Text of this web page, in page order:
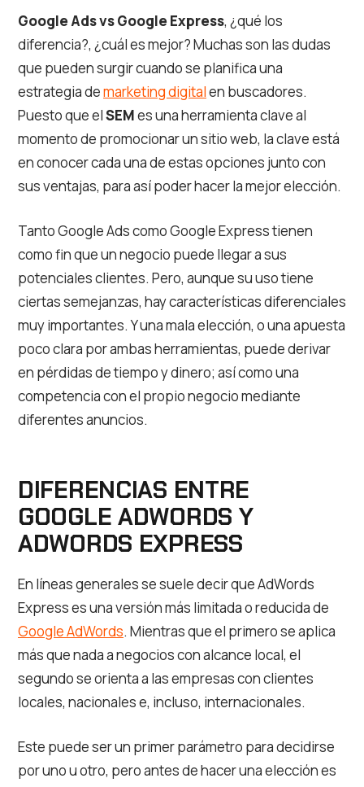
Google Ads vs Google Express, ¿qué los
diferencia?, ¿cuál es mejor? Muchas son las dudas
que pueden surgir cuando se planifica una
estrategia demarketing digitalen buscadores.
Puesto que elSEMes una herramienta clave al
momento de promocionar un sitio web, la clave está
en conocer cada una de estas opciones junto con
sus ventajas, para así poder hacer la mejor elección.
Tanto Google Ads como Google Express tienen
como fin que un negocio puede llegar a sus
potenciales clientes. Pero, aunque su uso tiene
ciertas semejanzas, hay características diferenciales
muy importantes. Y una mala elección, o una apuesta
poco clara por ambas herramientas, puede derivar
en pérdidas de tiempo y dinero; así como una
competencia con el propio negocio mediante
diferentes anuncios.
DIFERENCIAS ENTRE
GOOGLE ADWORDS Y
ADWORDS EXPRESS
En líneas generales se suele decir que AdWords
Express es una versión más limitada o reducida de
Google AdWords. Mientras que el primero se aplica
más que nada a negocios con alcance local, el
segundo se orienta a las empresas con clientes
locales, nacionales e, incluso, internacionales.
Este puede ser un primer parámetro para decidirse
por uno u otro, pero antes de hacer una elección es